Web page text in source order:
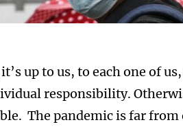
up to us, to each one of
responsibility.
The pandemic is far